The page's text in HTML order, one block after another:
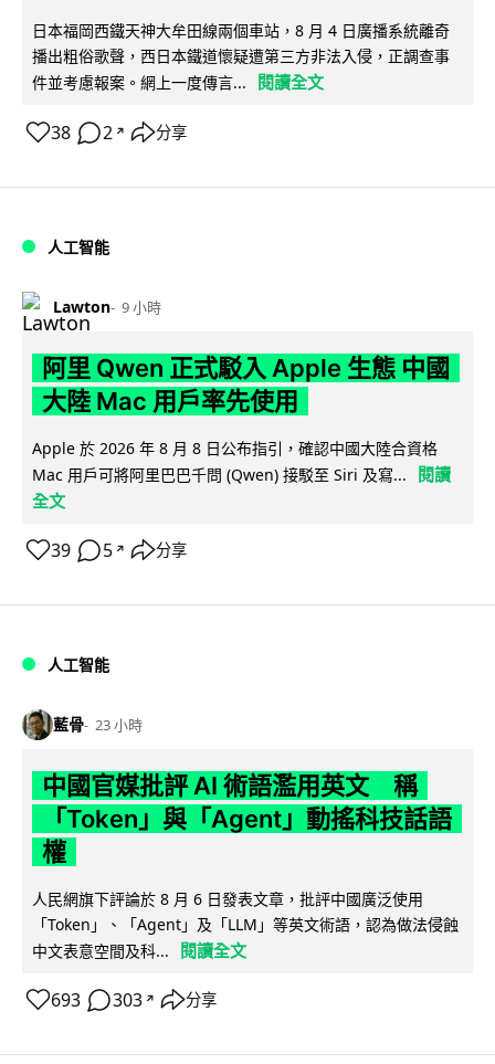
日本福岡西鐵天神大牟田線兩個車站，8 月 4 日廣播系統離奇
播出粗俗歌聲，西日本鐵道懷疑遭第三方非法入侵，正調查事
件並考慮報案。網上一度傳言...
閱讀全文
38 2 ↗ 分享
人工智能
Lawton 9 小時
阿里 Qwen 正式駁入 Apple 生態 中國
大陸 Mac 用戶率先使用
Apple 於 2026 年 8 月 8 日公布指引，確認中國大陸合資格
Mac 用戶可將阿里巴巴千問 (Qwen) 接駁至 Siri 及寫...
閱讀
全文
39 5 ↗ 分享
人工智能
藍骨 23 小時
中國官媒批評 AI 術語濫用英文 稱
「Token」與「Agent」動搖科技話語
權
人民網旗下評論於 8 月 6 日發表文章，批評中國廣泛使用
「Token」、「Agent」及「LLM」等英文術語，認為做法侵蝕
中文表意空間及科...
閱讀全文
693 303 ↗ 分享